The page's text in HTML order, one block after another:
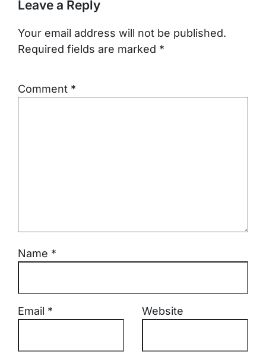
Leave a Reply
Your email address will not be published.
Required fields are marked *
Comment *
Name *
Email * Website